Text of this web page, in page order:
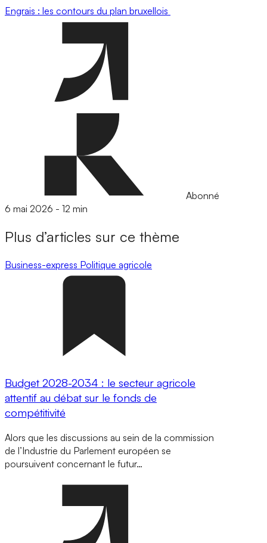
Engrais : les contours du plan bruxellois
Abonné
6 mai 2026 - 12 min
Plus d’articles sur ce thème
Business-express Politique agricole
Budget 2028-2034 : le secteur agricole
attentif au débat sur le fonds de
compétitivité
Alors que les discussions au sein de la commission
de l’Industrie du Parlement européen se
poursuivent concernant le futur…